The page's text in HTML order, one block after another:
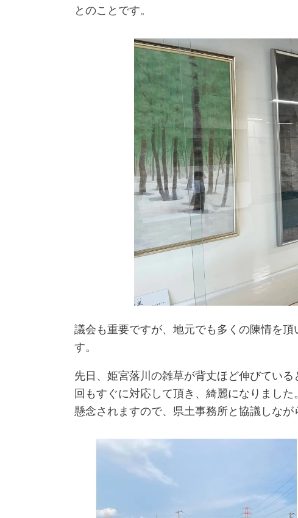
とのことです。
議会も重要ですが、地元でも多くの陳情を
す。
先日、姫宮落川の雑草が背丈ほど伸びてい
回もすぐに対応して頂き、綺麗になりまし
懸念されますので、県土事務所と協議しな